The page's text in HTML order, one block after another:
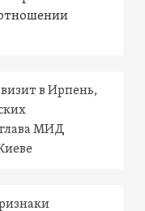
в Ирпень,
МИД